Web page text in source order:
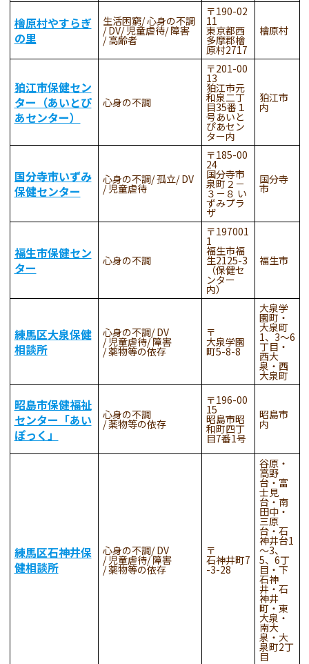
檜原村やすらぎ
の里
生活困窮 心身の不調
DV 児童虐待 障害
高齢者
190-02
11
東京都西
多摩郡檜
原村2717
檜原村
狛江市保健セン
ター（あいとぴ
あセンター）
心身の不調
201-00
13
狛江市元
和泉二丁
目35番１
号あいと
ぴあセン
ター内
狛江市
内
国分寺市いずみ
保健センター
心身の不調 孤立 DV
児童虐待
185-00
24
国分寺市
泉町２－
３－８ い
ずみプラ
ザ
国分寺
市
福生市保健セン
ター
心身の不調
197001
1
福生市福
生2125-3
（保健セ
ンター
内）
福生市
練馬区大泉保健
相談所
心身の不調 DV
児童虐待 障害
薬物等の依存
大泉学園
町5-8-8
大泉学
園町・
大泉町
1、3～6
丁目・
西大
泉・西
大泉町
昭島市保健福祉
センター「あい
ぽっく」
心身の不調
薬物等の依存
196-00
15
昭島市昭
和町四丁
目7番1号
昭島市
内
練馬区石神井保
健相談所
心身の不調 DV
児童虐待 障害
薬物等の依存
石神井町7
-3-28
谷原・
高野
台・富
士見
台・南
田中・
三原
台・石
神井台1
～3、
5、6丁
目・下
石神
井・石
神井
町・東
大泉・
南大
泉・大
泉町2丁
目